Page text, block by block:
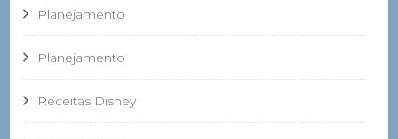
Planejamento
Planejamento
Receitas Disney